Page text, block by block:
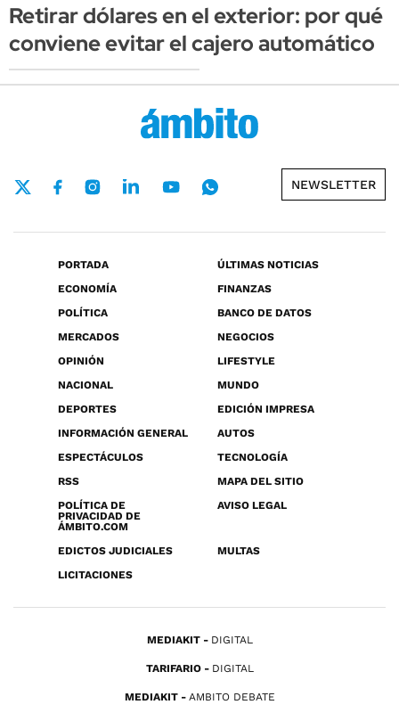
Retirar dólares en el exterior: por qué
conviene evitar el cajero automático
NEWSLETTER
PORTADA
ÚLTIMAS NOTICIAS
ECONOMÍA
FINANZAS
POLÍTICA
BANCO DE DATOS
MERCADOS
NEGOCIOS
OPINIÓN
LIFESTYLE
NACIONAL
MUNDO
DEPORTES
EDICIÓN IMPRESA
INFORMACIÓN GENERAL
AUTOS
ESPECTÁCULOS
TECNOLOGÍA
RSS
MAPA DEL SITIO
POLÍTICA DE
PRIVACIDAD DE
ÁMBITO.COM
AVISO LEGAL
EDICTOS JUDICIALES
MULTAS
LICITACIONES
MEDIAKIT DIGITAL
TARIFARIO DIGITAL
MEDIAKIT AMBITO DEBATE